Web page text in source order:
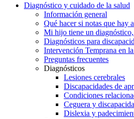
Diagnóstico y cuidado de la salud
Información general
Qué hacer si notas que hay
Mi hijo tiene un
Diagnósticos para
Intervención Temprana en
Preguntas frecuentes
Diagnósticos
Lesiones cerebrales
Discapacidades de
Condiciones
Ceguera y
Dislexia y